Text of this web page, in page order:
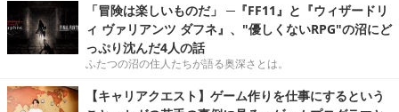
「冒険は楽しいものだ」 ─『FF11』と『ウィザードリ
ィ ヴァリアンツ ダフネ』、"優しくないRPG"の沼にど
っぷり沈んだ4人の話
ふたつの沼の住人たちが語る奥深さとは。
【キャリアクエスト】ゲーム作りを仕事にするという